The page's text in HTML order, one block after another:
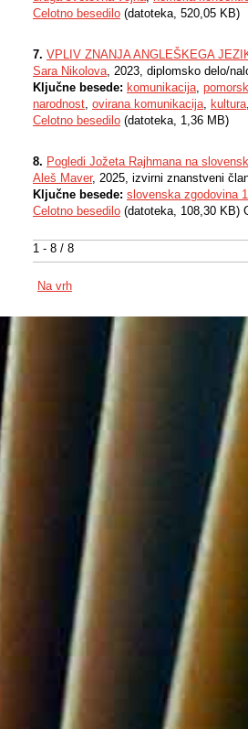
1 - 8 / 8
Celotno besedilo (datoteka, 520,05 KB)
7. VPLIV ZNANJA ANGLEŠKEGA
Sara Nikolova, 2023, diplomsko delo/
Ključne besede: komunikacija,
narodnost, ovirana komunikacija, kultura
Celotno besedilo (datoteka, 1,36 MB)
8. Pogledi Jožeta Rajhmana na
Aleš Maver, 2025, izvirni znanstveni
Ključne besede: slovenska zgodovina
Celotno besedilo (datoteka, 108,30 KB)
Na vrh